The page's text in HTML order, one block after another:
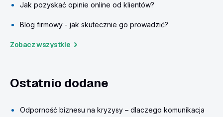
Jak pozyskać opinie online od klientów?
Blog firmowy - jak skutecznie go prowadzić?
Zobacz wszystkie
Ostatnio dodane
Odporność biznesu na kryzysy – dlaczego komunikacja